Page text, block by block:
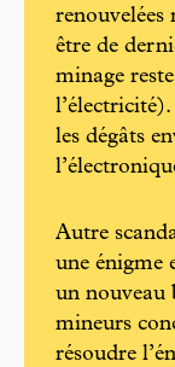
renouvelées
être de
minage
les dégâts
Autre
une énigme
un nouveau
mineurs
résoudre